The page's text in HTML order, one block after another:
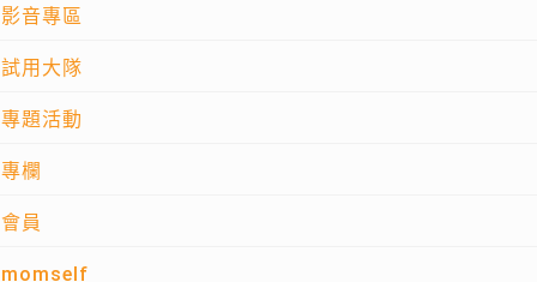
影音專區
試用大隊
專題活動
專欄
會員
momself